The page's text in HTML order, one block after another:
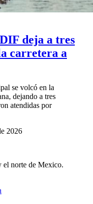
deja a tres
carretera a
se volcó en la
dejando a tres
atendidas por
2026
el norte de Mexico.